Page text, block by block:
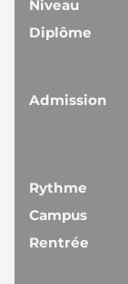
Niveau
Diplôme
Admission
Rythme
Campus
Rentrée